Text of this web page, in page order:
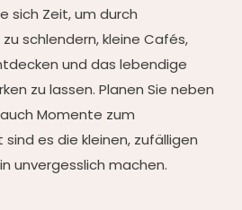
sich Zeit, um durch
schlendern, kleine Cafés,
und das lebendige
zu lassen. Planen Sie neben
Momente zum
es die kleinen, zufälligen
unvergesslich machen.